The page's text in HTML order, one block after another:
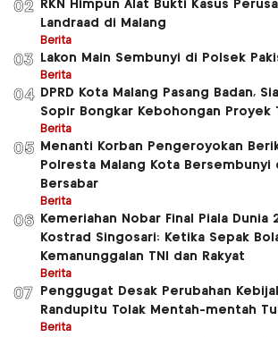
02
RKN Himpun Alat Bukti Kasus
Landraad di Malang
Berita
03 Lakon Main Sembunyi di Polsek
Berita
04
DPRD Kota Malang Pasang Badan,
Sopir Bongkar Kebohongan Proyek
Berita
05
Menanti Korban Pengeroyokan
Polresta Malang Kota Bersembunyi
Bersabar
Berita
06
Kemeriahan Nobar Final Piala Dunia
Kostrad Singosari: Ketika Sepak
Kemanunggalan TNI dan Rakyat
Berita
07
Penggugat Desak Perubahan
Randupitu Tolak Mentah-mentah
Berita